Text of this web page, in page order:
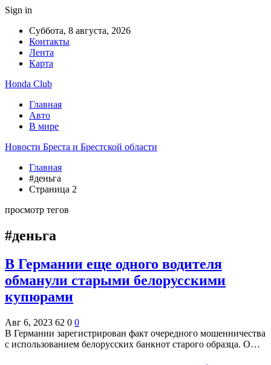
Sign in
Суббота, 8 августа, 2026
Контакты
Лента
Карта
Honda Club
Главная
Авто
В мире
Новости Бреста и Брестской области
Главная
#деньга
Страница 2
просмотр тегов
#деньга
В Германии еще одного водителя
обманули старыми белорусскими
купюрами
Авг 6, 2023 62 0 0
В Германии зарегистрирован факт очередного мошенничества
с использованием белорусских банкнот старого образца. О…